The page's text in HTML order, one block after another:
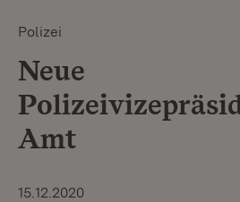
Polizei
Neue
Amt
15.12.2020